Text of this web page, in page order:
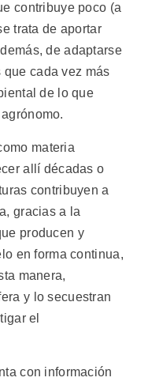
contribuye poco (a
trata de aportar
de adaptarse
cada vez más
de lo que
materia
allí décadas o
contribuyen a
gracias a la
producen y
en forma continua,
manera,
y lo secuestran
el
con información